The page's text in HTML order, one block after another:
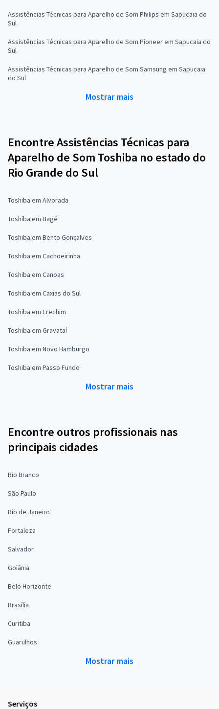
Assistências Técnicas para Aparelho de Som Philips em Sapucaia do
Sul
Assistências Técnicas para Aparelho de Som Pioneer em Sapucaia do
Sul
Assistências Técnicas para Aparelho de Som Samsung em Sapucaia
do Sul
Mostrar mais
Encontre Assistências Técnicas para
Aparelho de Som Toshiba no estado do
Rio Grande do Sul
Toshiba em Alvorada
Toshiba em Bagé
Toshiba em Bento Gonçalves
Toshiba em Cachoeirinha
Toshiba em Canoas
Toshiba em Caxias do Sul
Toshiba em Erechim
Toshiba em Gravataí
Toshiba em Novo Hamburgo
Toshiba em Passo Fundo
Mostrar mais
Encontre outros profissionais nas
principais cidades
Rio Branco
São Paulo
Rio de Janeiro
Fortaleza
Salvador
Goiânia
Belo Horizonte
Brasília
Curitiba
Guarulhos
Mostrar mais
Serviços